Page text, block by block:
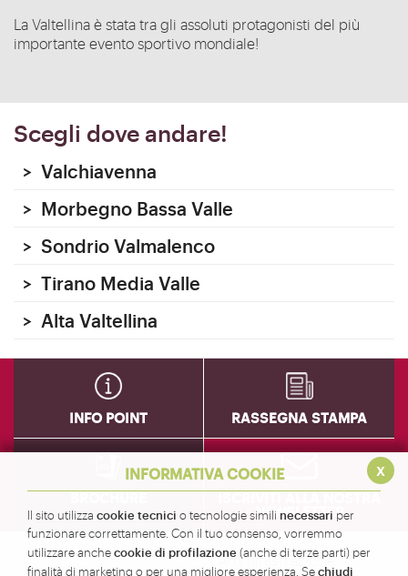
x
INFORMATIVA COOKIE
Il sito utilizza cookie tecnici o tecnologie simili necessari per
funzionare correttamente. Con il tuo consenso, vorremmo
utilizzare anchecookie di profilazione (anche di terze parti) per
finalità di marketing o per una migliore esperienza. Sechiudi
La Valtellina è stata tra gli assoluti protagonisti del più
importante evento sportivo mondiale!
Scegli dove andare!
> Valchiavenna
> Morbegno Bassa Valle
> Sondrio Valmalenco
> Tirano Media Valle
> Alta Valtellina
INFO POINT RASSEGNA STAMPA
BROCHURE ISCRIVITI ALLA NOSTRA
NEWSLETTER
Amministrazione